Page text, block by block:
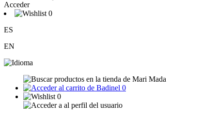
Acceder
0
ES
EN
0
0